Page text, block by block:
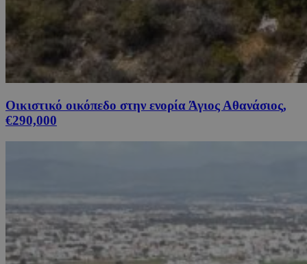
Οικιστικό οικόπεδο στην ενορία Άγιος Αθανάσιος,
€290,000